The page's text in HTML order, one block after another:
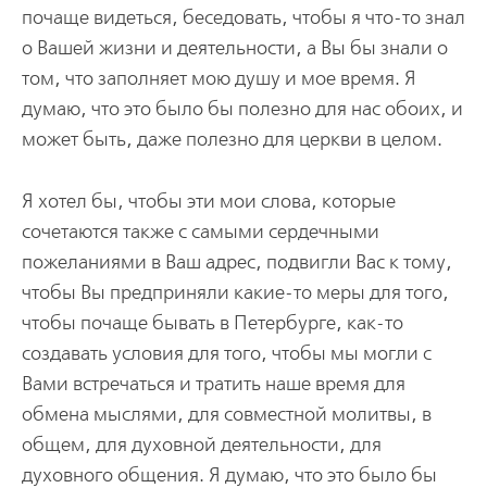
почаще видеться, беседовать, чтобы я что-то знал
о Вашей жизни и деятельности, а Вы бы знали о
том, что заполняет мою душу и мое время. Я
думаю, что это было бы полезно для нас обоих, и
может быть, даже полезно для церкви в целом.
Я хотел бы, чтобы эти мои слова, которые
сочетаются также с самыми сердечными
пожеланиями в Ваш адрес, подвигли Вас к тому,
чтобы Вы предприняли какие-то меры для того,
чтобы почаще бывать в Петербурге, как-то
создавать условия для того, чтобы мы могли с
Вами встречаться и тратить наше время для
обмена мыслями, для совместной молитвы, в
общем, для духовной деятельности, для
духовного общения. Я думаю, что это было бы